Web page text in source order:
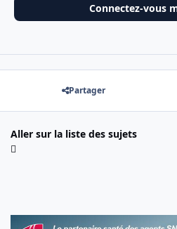
Connectez-vous
Partager
Aller sur la liste des sujets